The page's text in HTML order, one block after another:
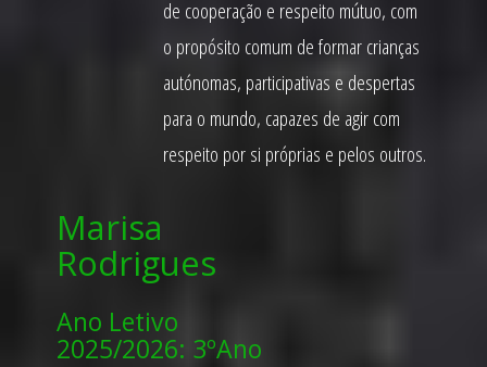
de cooperação e respeito mútuo, com
o propósito comum de formar crianças
autónomas, participativas e despertas
para o mundo, capazes de agir com
respeito por si próprias e pelos outros.
Marisa
Rodrigues
Ano Letivo
2025/2026: 3ºAno